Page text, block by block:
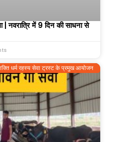
| नवरात्रि में 9 दिन की साधना से
धर्म रहस्य सेवा ट्रस्ट के प्रमुख आयोजन